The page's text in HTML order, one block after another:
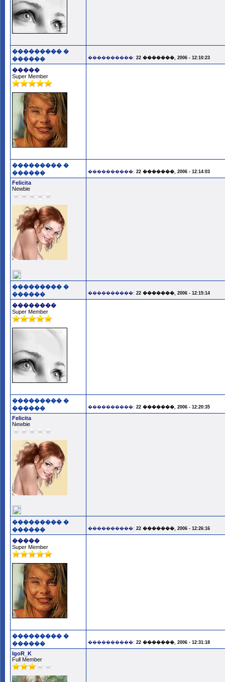
��������� �
������
����������: 22 �������, 2006 - 12:10:23
�����
Super Member
��������� �
������
����������: 22 �������, 2006 - 12:14:03
Felicita
Newbie
��������� �
������
����������: 22 �������, 2006 - 12:15:14
��������
Super Member
��������� �
������
����������: 22 �������, 2006 - 12:20:35
Felicita
Newbie
��������� �
������
����������: 22 �������, 2006 - 12:26:16
�����
Super Member
��������� �
������
����������: 22 �������, 2006 - 12:31:18
IgoR_K
Full Member